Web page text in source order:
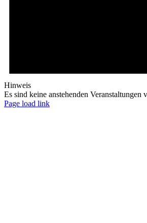
Hinweis
Es sind keine anstehenden Veranstaltungen
Page load link